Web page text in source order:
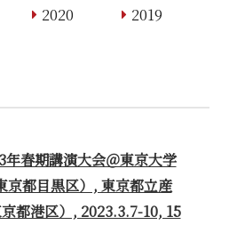
2020
2019
春期講演大会＠東京大学
京都目黒区）, 東京都立産
都港区）, 2023.3.7-10, 15